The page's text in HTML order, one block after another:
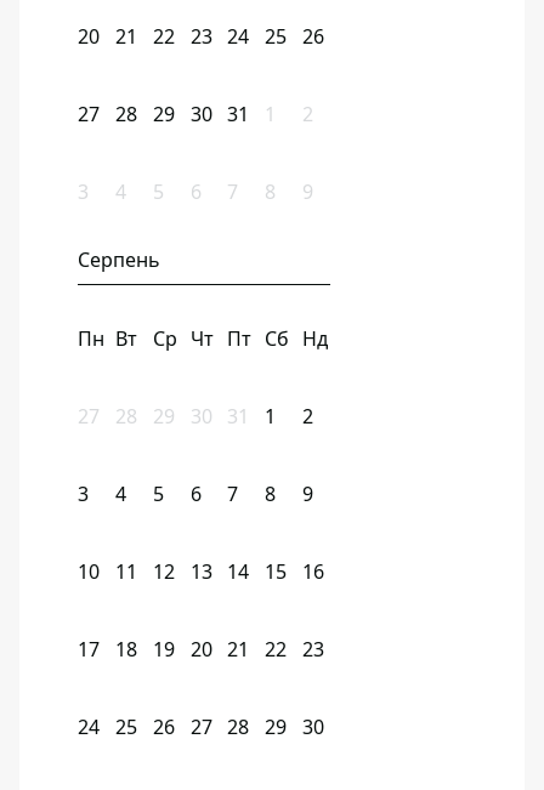
20 21 22 23 24 25 26
27 28 29 30 31 1 2
3 4 5 6 7 8 9
Серпень
Пн Вт Ср Чт Пт Сб Нд
27 28 29 30 31 1 2
3 4 5 6 7 8 9
10 11 12 13 14 15 16
17 18 19 20 21 22 23
24 25 26 27 28 29 30